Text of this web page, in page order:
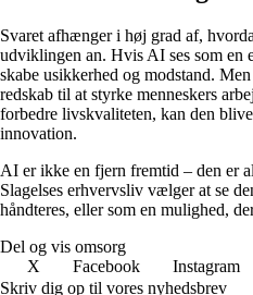
Svaret afhænger i høj grad af,
udviklingen an. Hvis AI ses som en
skabe usikkerhed og modstand.
redskab til at styrke menneskers
forbedre livskvaliteten, kan den
innovation.
AI er ikke en fjern fremtid – den er
Slagelses erhvervsliv vælger at se
håndteres, eller som en mulighed,
Del og vis omsorg
X
Facebook Instagram
Skriv dig op til vores nyhedsbrev